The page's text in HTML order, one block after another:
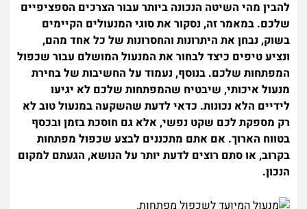
להבין מהי השיטה הנכונה ביותר עבור הצרכים הספציפיים
שלכם. במאמר זה, נסקור את סוגי המנעולים הקיימים
בשוק, נבחן את היתרונות והחסרונות של כל אחד מהם,
ונציע טיפים כיצד לבחור את המנעול המושלם עבור שכפול
המפתחות שלכם. בנוסף, נעמוד על החשיבות של בחירת
מנעול איכותי, שיבטיח שהמפתחות שלכם לא יגיעו
לידיים הלא נכונות. כדאי לדעת שהשקעה במנעול טוב לא
רק מספקת לכם שקט נפשי, אלא גם חוסכת בזמן ובכסף
בטווח הארוך. אם אתם מתכננים לבצע שכפול מפתחות
בקרוב, או סתם רוצים לדעת יותר על הנושא, הגעתם למקום
הנכון.